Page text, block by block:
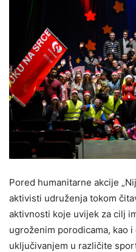
Pored humanitarne akcije
aktivisti udruženja tokom
aktivnosti koje uvijek za cilj
ugroženim porodicama, kao
uključivanjem u različite